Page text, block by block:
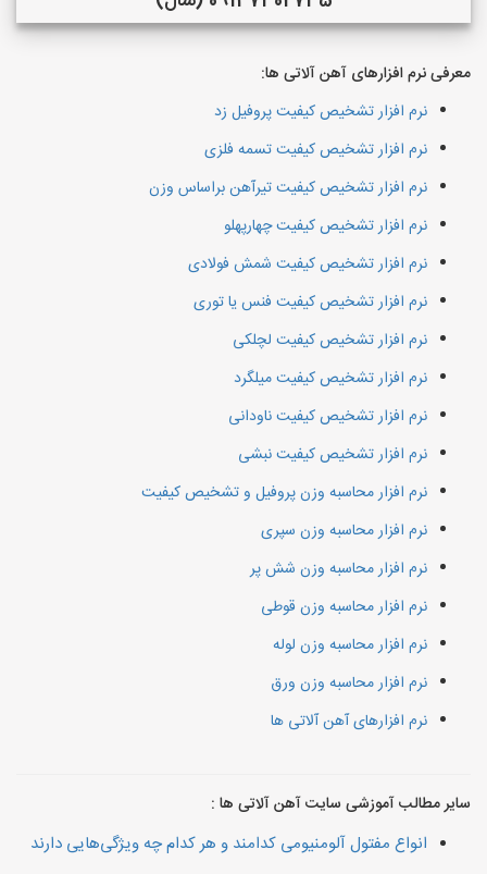
معرفی نرم افزارهای آهن آلاتی ها:
نرم افزار تشخیص کیفیت پروفیل زد
نرم افزار تشخیص کیفیت تسمه فلزی
نرم افزار تشخیص کیفیت تیرآهن براساس وزن
نرم افزار تشخیص کیفیت چهارپهلو
نرم افزار تشخیص کیفیت شمش فولادی
نرم افزار تشخیص کیفیت فنس یا توری
نرم افزار تشخیص کیفیت لچلکی
نرم افزار تشخیص کیفیت میلگرد
نرم افزار تشخیص کیفیت ناودانی
نرم افزار تشخیص کیفیت نبشی
نرم افزار محاسبه وزن پروفیل و تشخیص کیفیت
نرم افزار محاسبه وزن سپری
نرم افزار محاسبه وزن شش پر
نرم افزار محاسبه وزن قوطی
نرم افزار محاسبه وزن لوله
نرم افزار محاسبه وزن ورق
نرم افزارهای آهن آلاتی ها
سایر مطالب آموزشی سایت آهن آلاتی ها :
انواع مفتول آلومنیومی کدامند و هر کدام چه ویژگی‌هایی دارند